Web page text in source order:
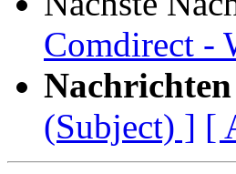
Comdirect -
(Subject) ] [